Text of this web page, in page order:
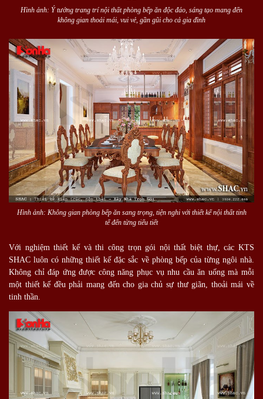
Hình ảnh: Ý tưởng trang trí nội thất phòng bếp ăn độc đáo, sáng tạo mang đến
không gian thoải mái, vui vẻ, gần gũi cho cả gia đình
Hình ảnh: Không gian phòng bếp ăn sang trọng, tiện nghi với thiết kế nội thất tinh
tế đến từng tiểu tiết
Với nghiệm thiết kế và thi công trọn gói nội thất biệt thự, các KTS
SHAC luôn có những thiết kế đặc sắc về phòng bếp của từng ngôi nhà.
Không chỉ đáp ứng được công năng phục vụ nhu cầu ăn uống mà mỗi
một thiết kế đều phải mang đến cho gia chủ sự thư giãn, thoải mái về
tinh thần.